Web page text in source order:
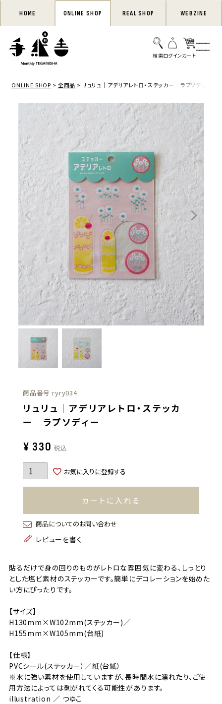
HOME ONLINE SHOP REAL SHOP WEBZINE
ONLINE SHOP 全商品 リュリュ｜アデリアレトロ・ステッカー ラプソディー
商品番号 ryry034
リュリュ｜アデリアレトロ・ステッカ
ー ラプソディー
¥ 330 税込
お気に入りに登録する
カートに入れる
商品についてのお問い合わせ
レビューを書く
貼るだけで身の回りのものがレトロな雰囲気に変わる、しっとり
とした塩ビ素材のステッカーです。簡単にデコレーションを始めた
い方にぴったりです。
【サイズ】
H130mm×W102mm(ステッカー)／
H155mm×W105mm(台紙)
【仕様】
PVCシール(ステッカー）／紙(台紙）
※水に強い素材を使用していますが、長時間水に濡れたり、ご使
用方法によっては剥がれてくる可能性があります。
illustration ／ つゆこ